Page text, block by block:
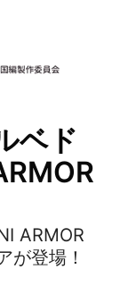
ベド
ARMOR
が登場！